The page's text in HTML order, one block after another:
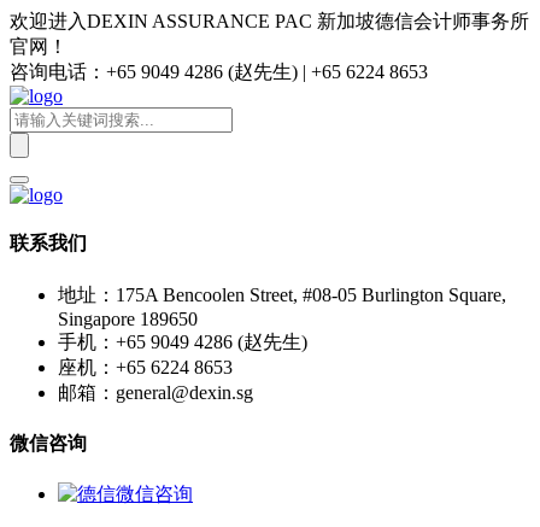
欢迎进入DEXIN ASSURANCE PAC 新加坡德信会计师事务所
官网！
咨询电话：+65 9049 4286 (赵先生) | +65 6224 8653
联系我们
地址：175A Bencoolen Street, #08-05 Burlington Square,
Singapore 189650
手机：+65 9049 4286 (赵先生)
座机：+65 6224 8653
邮箱：general@dexin.sg
微信咨询